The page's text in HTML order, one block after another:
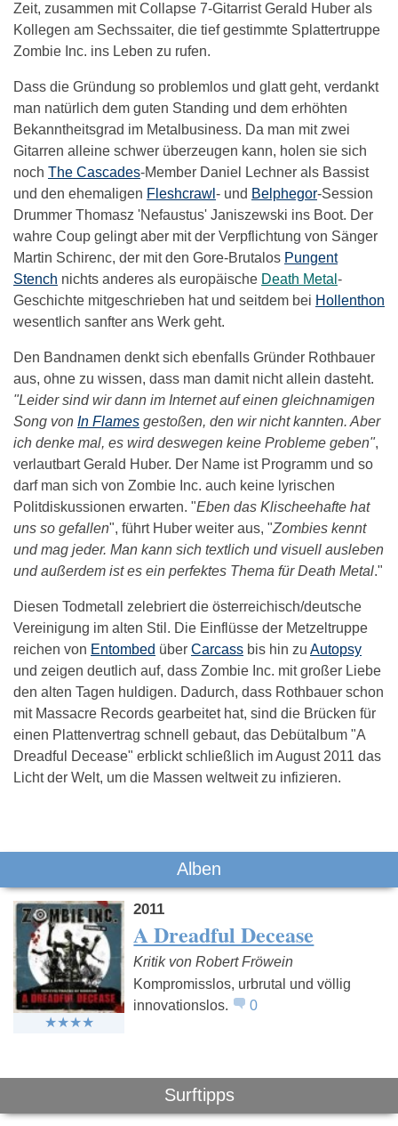
Zeit, zusammen mit Collapse 7-Gitarrist Gerald Huber als
Kollegen am Sechssaiter, die tief gestimmte Splattertruppe
Zombie Inc. ins Leben zu rufen.
Dass die Gründung so problemlos und glatt geht, verdankt
man natürlich dem guten Standing und dem erhöhten
Bekanntheitsgrad im Metalbusiness. Da man mit zwei
Gitarren alleine schwer überzeugen kann, holen sie sich
noch The Cascades-Member Daniel Lechner als Bassist
und den ehemaligen Fleshcrawl - und Belphegor-Session
Drummer Thomasz 'Nefaustus' Janiszewski ins Boot. Der
wahre Coup gelingt aber mit der Verpflichtung von Sänger
Martin Schirenc, der mit den Gore-Brutalos Pungent
Stench nichts anderes als europäische Death Metal -
Geschichte mitgeschrieben hat und seitdem bei Hollenthon
wesentlich sanfter ans Werk geht.
Den Bandnamen denkt sich ebenfalls Gründer Rothbauer
aus, ohne zu wissen, dass man damit nicht allein dasteht.
"Leider sind wir dann im Internet auf einen gleichnamigen
Song von In Flames gestoßen, den wir nicht kannten. Aber
ich denke mal, es wird deswegen keine Probleme geben",
verlautbart Gerald Huber. Der Name ist Programm und so
darf man sich von Zombie Inc. auch keine lyrischen
Politdiskussionen erwarten. "Eben das Klischeehafte hat
uns so gefallen", führt Huber weiter aus, "Zombies kennt
und mag jeder. Man kann sich textlich und visuell ausleben
und außerdem ist es ein perfektes Thema für Death Metal."
Diesen Todmetall zelebriert die österreichisch/deutsche
Vereinigung im alten Stil. Die Einflüsse der Metzeltruppe
reichen von Entombed über Carcass bis hin zu Autopsy
und zeigen deutlich auf, dass Zombie Inc. mit großer Liebe
den alten Tagen huldigen. Dadurch, dass Rothbauer schon
mit Massacre Records gearbeitet hat, sind die Brücken für
einen Plattenvertrag schnell gebaut, das Debütalbum "A
Dreadful Decease" erblickt schließlich im August 2011 das
Licht der Welt, um die Massen weltweit zu infizieren.
Das könnte Dich auch interessieren:
Def Leppard
Five Finger
Alben
2011
A Dreadful Decease
Kritik von Robert Fröwein
Kompromisslos, urbrutal und völlig
innovationslos.
0
Surftipps